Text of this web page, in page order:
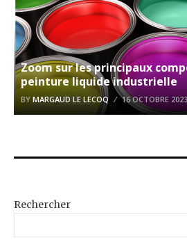
Zoom sur les principaux
peinture liquide industrielle
BY MARGAUD LE LECOQ 16 OCTOBRE 2023
Rechercher